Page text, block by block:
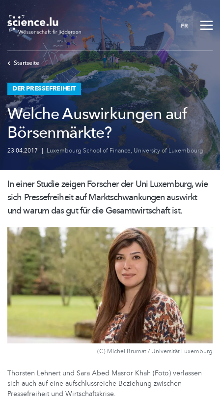
to
main
content
FR
Startseite
DER PRESSEFREIHEIT
Welche Auswirkungen auf
Börsenmärkte?
23.04.2017 | Luxembourg School of Finance, University of Luxembourg
In einer Studie zeigen Forscher der Uni Luxemburg, wie
sich PressefreiheitaufMarktschwankungen auswirkt
und warum das gut für die Gesamtwirtschaftist.
(C) Michel Brumat / Universität Luxemburg
Thorsten Lehnert und Sara Abed Masror Khah (Foto) verlassen
sich auch auf eine aufschlussreiche Beziehung zwischen
Pressefreiheit und Wirtschaftskrise.